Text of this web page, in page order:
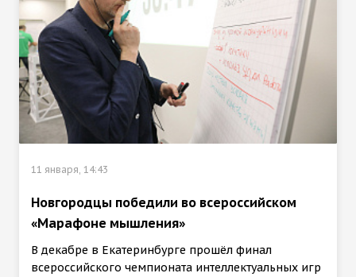
11 января, 14:43
Новгородцы победили во всероссийском
«Марафоне мышления»
В декабре в Екатеринбурге прошёл финал
всероссийского чемпионата интеллектуальных игр